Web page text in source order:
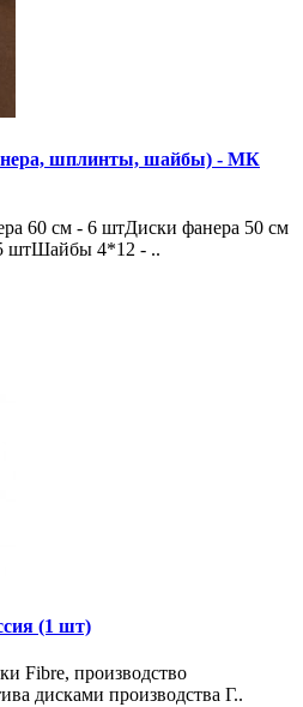
шплинты, шайбы) - МК
60 см - 6 штДиски фанера 50 см
штШайбы 4*12 - ..
(1 шт)
Fibre, производство
дисками производства Г..